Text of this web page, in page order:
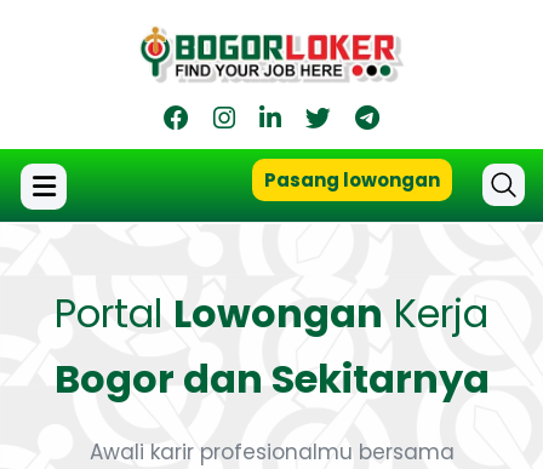
Pasang lowongan
Portal Lowongan Kerja
Bogor dan Sekitarnya
Awali karir profesionalmu bersama